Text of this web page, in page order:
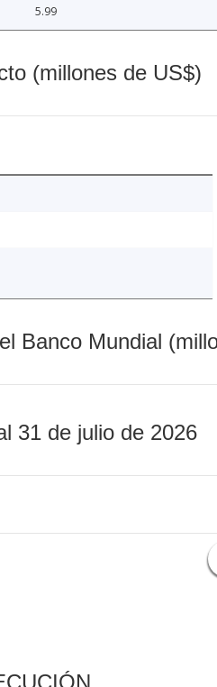
5.99
(millones de US$)
Banco Mundial
31 de julio de 2026